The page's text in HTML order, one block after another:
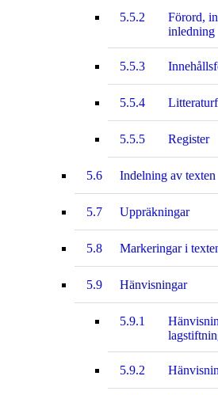
5.5.2
Förord,
inledning
5.5.3
5.5.4
5.5.5 Register
5.6 Indelning av texten
5.7 Uppräkningar
5.8 Markeringar i
5.9 Hänvisningar
5.9.1
5.9.2